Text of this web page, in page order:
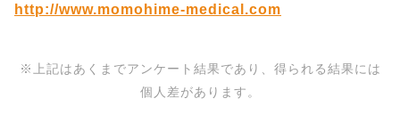
http://www.momohime-medical.com
※上記はあくまでアンケート結果であり、得られる結果には
個人差があります。